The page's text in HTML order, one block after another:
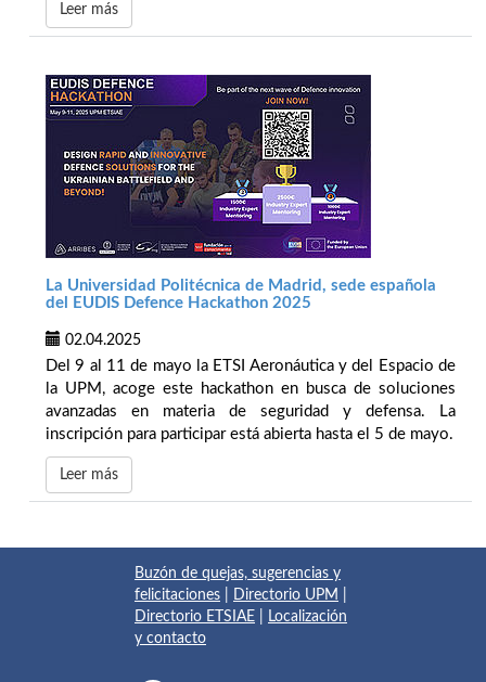
Leer más
La Universidad Politécnica de Madrid, sede española
del EUDIS Defence Hackathon 2025
02.04.2025
Del 9 al 11 de mayo la ETSI Aeronáutica y del Espacio de
la UPM, acoge este hackathon en busca de soluciones
avanzadas en materia de seguridad y defensa. La
inscripción para participar está abierta hasta el 5 de mayo.
Leer más
Buzón de quejas, sugerencias y
felicitaciones
Directorio UPM
Directorio ETSIAE
Localización
y contacto